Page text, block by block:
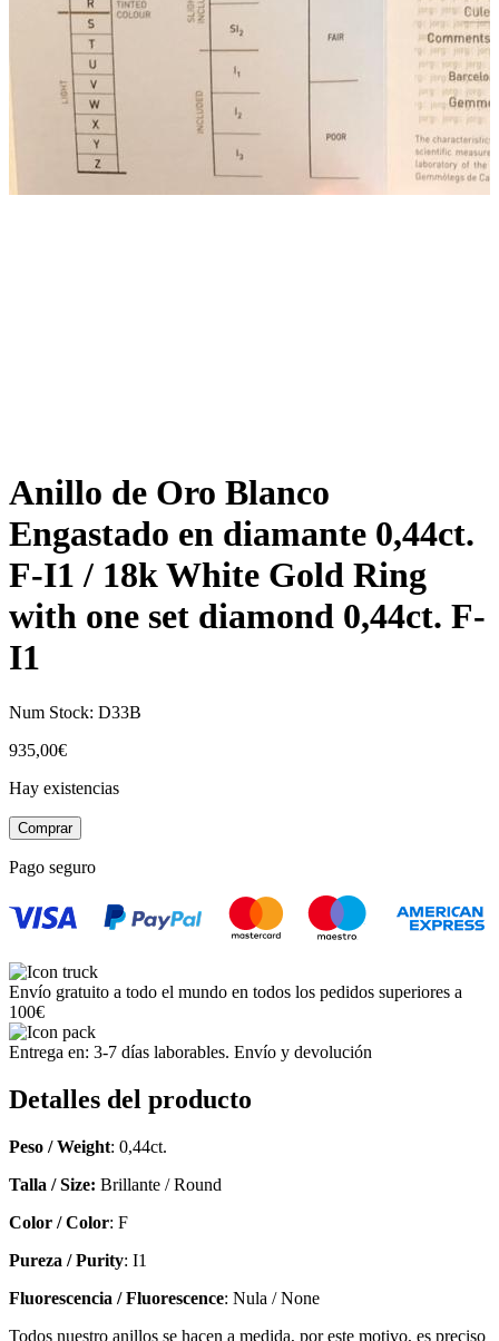
Anillo de Oro Blanco
Engastado en diamante 0,44ct.
F-I1 / 18k White Gold Ring
with one set diamond 0,44ct. F-
I1
Num Stock: D33B
935,00€
Hay existencias
Anillo
de
Oro
Engastado
en
0,44ct.
F-
I1
/
18k
White
Ring
one
diamond
F-
cantidad
Comprar
Pago seguro
Envío gratuito a todo el mundo en todos los pedidos superiores a
100€
Entrega en: 3-7 días laborables. Envío y devolución
Detalles del producto
Peso / Weight: 0,44ct.
Talla / Size: Brillante / Round
Color / Color: F
Pureza / Purity: I1
Fluorescencia / Fluorescence: Nula / None
Todos nuestro anillos se hacen a medida, por este motivo, es preciso